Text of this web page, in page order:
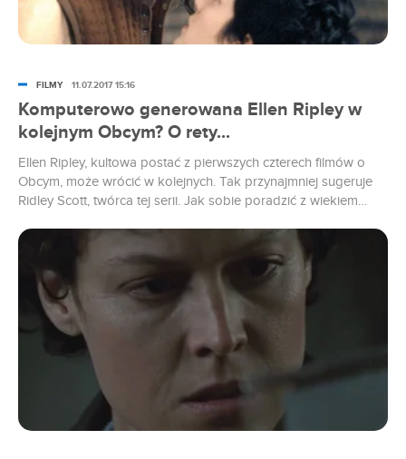
Komputerowo generowana Ellen Ripley w
kolejnym Obcym? O rety...
Ellen Ripley, kultowa postać z pierwszych czterech filmów o
Obcym, może wrócić w kolejnych. Tak przynajmniej sugeruje
Ridley Scott, twórca tej serii. Jak sobie poradzić z wiekiem
FILMY 11.07.2017 15:16